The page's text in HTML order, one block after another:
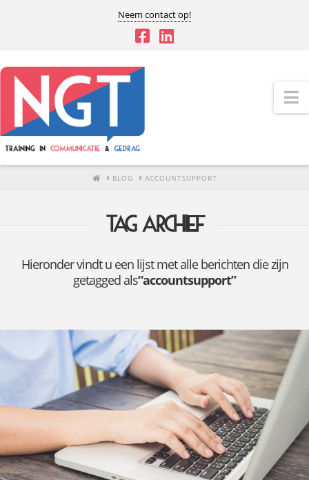
Neem contact op!
HOMEBLOG ACCOUNTSUPPORT
Tag archief
Hieronder vindt u een lijst met alle berichten die zijn
getagged als“accountsupport”